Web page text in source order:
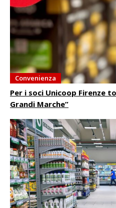
Convenienza
Per i soci Unicoop Firenze
Grandi Marche”